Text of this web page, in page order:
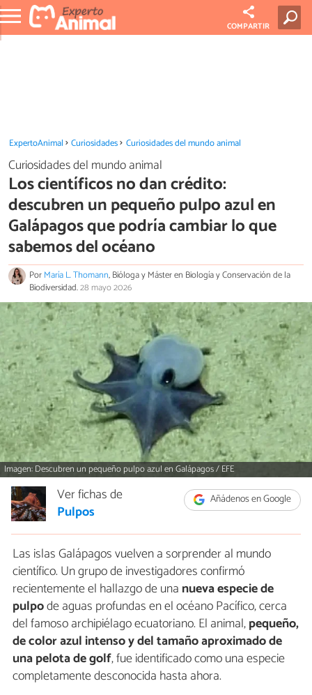
COMPARTIR
ExpertoAnimal Curiosidades Curiosidades del mundo animal
Curiosidades del mundo animal
Los científicos no dan crédito:
descubren un pequeño pulpo azul en
Galápagos que podría cambiar lo que
sabemos del océano
PorMaría L. Thomann, Bióloga y Máster en Biología y Conservación de la
Biodiversidad.28 mayo 2026
Imagen: Descubren un pequeño pulpo azul en Galápagos / EFE
Añádenos en Google
Ver fichas de
Pulpos
Las islas Galápagos vuelven a sorprender al mundo
científico. Un grupo de investigadores confirmó
recientemente el hallazgo de una nueva especie de
pulpode aguas profundas en el océano Pacífico, cerca
del famoso archipiélago ecuatoriano. El animal,pequeño,
de color azul intenso y del tamaño aproximado de
una pelota de golf, fue identificado como una especie
completamente desconocida hasta ahora.